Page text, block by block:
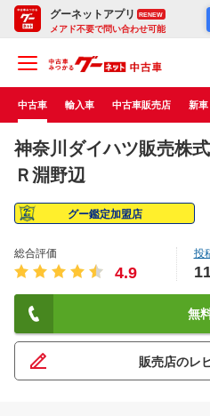
グーネットアプリ RENEW
メアド不要で問い合わせ可能
中古車 輸入車 中古車販売店 新車
神奈川ダイハツ販売株
Ｒ淵野辺
グー鑑定加盟店
総合評価
4.9
投
無
販売店のレ